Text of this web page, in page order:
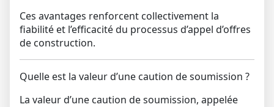
Ces avantages renforcent collectivement la
fiabilité et l’efficacité du processus d’appel d’offres
de construction.
Quelle est la valeur d’une caution de soumission ?
La valeur d’une caution de soumission, appelée